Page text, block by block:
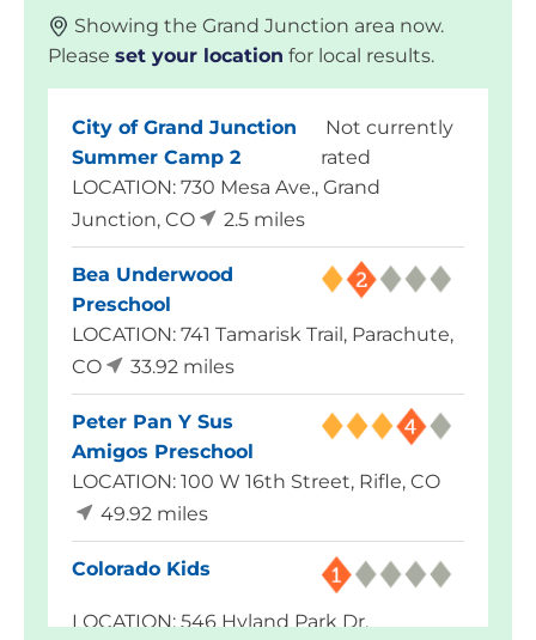
Showing the Grand Junction area now.
Please set your location for local results.
City of Grand Junction
Summer Camp 2
Not currently
rated
LOCATION: 730 Mesa Ave., Grand
Junction, CO
2.5 miles
Bea Underwood
Preschool
LOCATION: 741 Tamarisk Trail, Parachute,
CO
33.92 miles
Peter Pan Y Sus
Amigos Preschool
LOCATION: 100 W 16th Street, Rifle, CO
49.92 miles
Colorado Kids
LOCATION: 546 Hyland Park Dr,